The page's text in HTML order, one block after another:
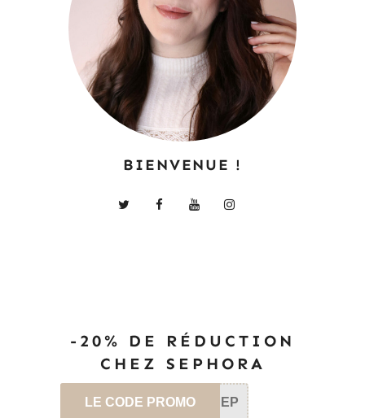
BIENVENUE !
-20% DE RÉDUCTION
CHEZ SEPHORA
LE CODE PROMO SEP